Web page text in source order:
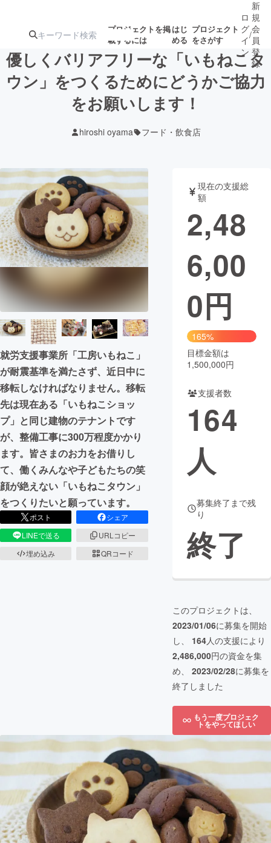
プロジェクトを掲
載するには
はじ
める
プロジェクト
をさがす
注目のリ 注目の新着プロ
ジェクト
募集終了が近いプ
ロジェクト
テクノロジー・ガジェット
映像・映画 書籍・雑誌
ビジネス・起業 チャレンジ
まちづくり・地域活性化
CAMPFIRE for Social Good CAMPFIRE Creation
CAMPFIREふるさと納税
コミュニティ
ロ
グ
イ
ン
/
新
規
会
員
登
録
優しくバリアフリーな「いもねこタ
ウン」をつくるためにどうかご協力
をお願いします！
hiroshi oyama フード・飲食店
就労支援事業所「工房いもねこ」
が耐震基準を満たさず、近日中に
移転しなければなりません。移転
先は現在ある「いもねこショッ
プ」と同じ建物のテナントです
が、整備工事に300万程度かかり
ます。皆さまのお力をお借りし
て、働くみんなや子どもたちの笑
顔が絶えない「いもねこタウン」
をつくりたいと願っています。
ポスト
シェア
LINEで送る
URLコピー
埋め込み
QRコード
現在の支援総
額
2,48
6,00
0円
165%
目標金額は
1,500,000円
支援者数
164
人
募集終了まで残
り
終了
このプロジェクトは、
2023/01/06に募集を開始
し、 164人の支援により
2,486,000円の資金を集
め、 2023/02/28に募集を
終了しました
もう一度プロジェク
トをやってほしい